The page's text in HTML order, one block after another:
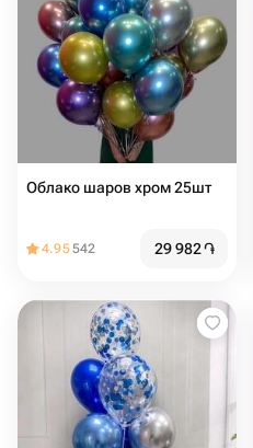
Облако шаров хром 25шт
4.95542 29 982֏